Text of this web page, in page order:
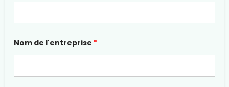
e
'
n
r
Nom de l'entreprise *